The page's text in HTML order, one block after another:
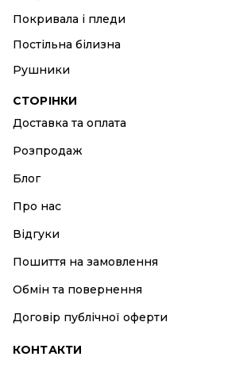
Покривала і пледи
Постільна білизна
Рушники
СТОРІНКИ
Доставка та оплата
Розпродаж
Блог
Про нас
Відгуки
Пошиття на замовлення
Обмін та повернення
Договір публічної оферти
КОНТАКТИ